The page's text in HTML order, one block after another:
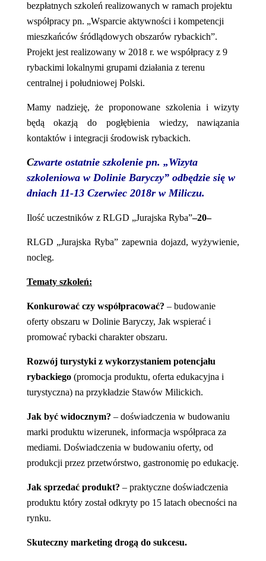
bezpłatnych szkoleń realizowanych w ramach projektu
współpracy pn. „Wsparcie aktywności i kompetencji
mieszkańców śródlądowych obszarów rybackich”.
Projekt jest realizowany w 2018 r. we współpracy z 9
rybackimi lokalnymi grupami działania z terenu
centralnej i południowej Polski.
Mamy nadzieję, że proponowane szkolenia i wizyty
będą okazją do pogłębienia wiedzy, nawiązania
kontaktów i integracji środowisk rybackich.
Czwarte ostatnie szkolenie pn. „Wizyta
szkoleniowa w Dolinie Baryczy” odbędzie się w
dniach 11-13 Czerwiec2018r wMiliczu.
Ilość uczestników z RLGD „Jurajska Ryba”–20–
RLGD „Jurajska Ryba” zapewnia dojazd, wyżywienie,
nocleg.
Tematy szkoleń:
Konkurować czy współpracować? – budowanie
oferty obszaru w Dolinie Baryczy, Jak wspierać i
promować rybacki charakter obszaru.
Rozwój turystyki z wykorzystaniem potencjału
rybackiego(promocja produktu, oferta edukacyjna i
turystyczna) na przykładzie Stawów Milickich.
Jak być widocznym? – doświadczenia w budowaniu
marki produktu wizerunek, informacja współpraca za
mediami. Doświadczenia w budowaniu oferty, od
produkcji przez przetwórstwo, gastronomię po edukację.
Jak sprzedać produkt? – praktyczne doświadczenia
produktu który został odkryty po 15 latach obecności na
rynku.
Skuteczny marketing drogą do sukcesu.